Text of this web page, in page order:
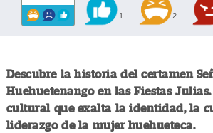
1 2
Descubre la historia del certamen
Huehuetenango en las Fiestas
cultural que exalta la identidad, la
liderazgo de la mujer huehueteca.